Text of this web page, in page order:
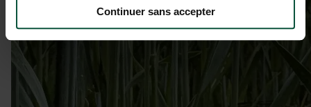
Continuer sans accepter